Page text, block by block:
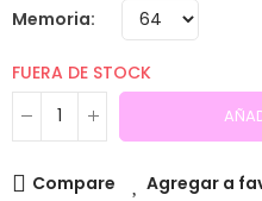
Memoria
FUERA DE STOCK
Compare Agregar a